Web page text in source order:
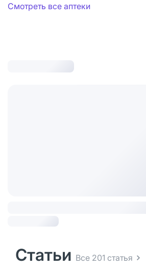
Смотреть все аптеки
Статьи Все 201 статья